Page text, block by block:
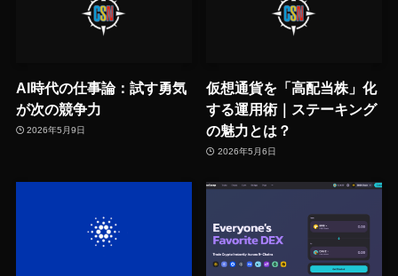
AI時代の仕事論：試す勇気
が次の競争力
2026年5月9日
仮想通貨を「高配当株」化
する運用術｜ステーキング
の魅力とは？
2026年5月6日